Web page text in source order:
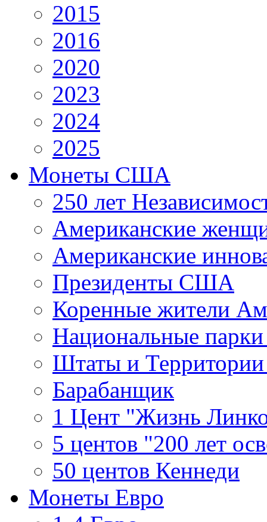
2015
2016
2020
2023
2024
2025
Монеты США
250 лет
Американские
Американские
Президенты США
Коренные жители
Национальные
Штаты и
Барабанщик
1 Цент "Жизнь
5 центов "200 лет
50 центов Кеннеди
Монеты Евро